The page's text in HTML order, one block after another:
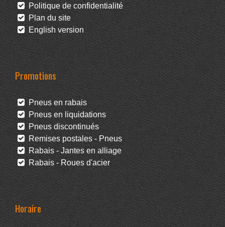
Politique de confidentialité
Plan du site
English version
Promotions
Pneus en rabais
Pneus en liquidations
Pneus discontinués
Remises postales - Pneus
Rabais - Jantes en alliage
Rabais - Roues d'acier
Horaire